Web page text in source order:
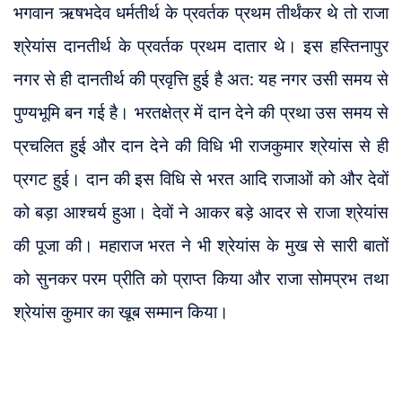
भगवान ऋषभदेव धर्मतीर्थ के प्रवर्तक प्रथम तीर्थंकर थे तो राजा
श्रेयांस दानतीर्थ के प्रवर्तक प्रथम दातार थे। इस हस्तिनापुर
नगर से ही दानतीर्थ की प्रवृत्ति हुई है अत: यह नगर उसी समय से
पुण्यभूमि बन गई है। भरतक्षेत्र में दान देने की प्रथा उस समय से
प्रचलित हुई और दान देने की विधि भी राजकुमार श्रेयांस से ही
प्रगट हुई। दान की इस विधि से भरत आदि राजाओं को और देवों
को बड़ा आश्चर्य हुआ। देवों ने आकर बड़े आदर से राजा श्रेयांस
की पूजा की। महाराज भरत ने भी श्रेयांस के मुख से सारी बातों
को सुनकर परम प्रीति को प्राप्त किया और राजा सोमप्रभ तथा
श्रेयांस कुमार का खूब सम्मान किया।